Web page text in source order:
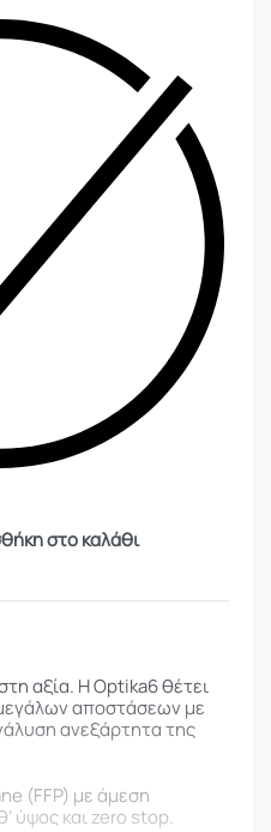
στο καλάθι
αξία. Η Optika6 θέτει
αποστάσεων με
ανεξάρτητα της
(FFP) με άμεση
ύψος και zero stop.